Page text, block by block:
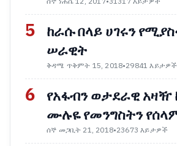
5
ከራሱ በላይ ሀገሩን
ሠራዊት
ቅዳሜ ጥቅምት 15, 2018•29841 እይታዎች
6
የአፋብን ወታደራዊ
ሙሉዬ የመንግስትን
ሰኞ መጋቢት 21, 2018•23673 እይታዎች